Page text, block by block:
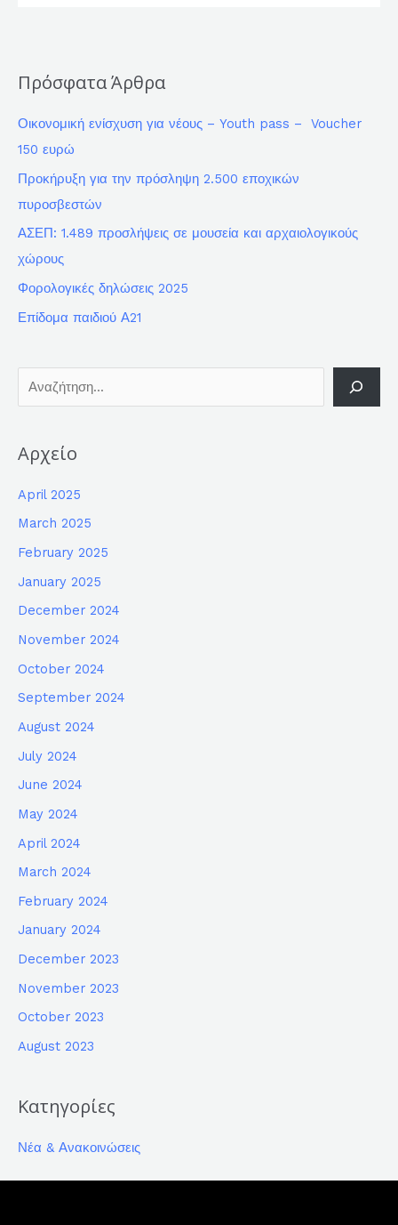
Πρόσφατα Άρθρα
Οικονομική ενίσχυση για νέους – Youth pass – Voucher
150 ευρώ
Προκήρυξη για την πρόσληψη 2.500 εποχικών
πυροσβεστών
ΑΣΕΠ: 1.489 προσλήψεις σε μουσεία και αρχαιολογικούς
χώρους
Φορολογικές δηλώσεις 2025
Επίδομα παιδιού Α21
Αρχείο
April 2025
March 2025
February 2025
January 2025
December 2024
November 2024
October 2024
September 2024
August 2024
July 2024
June 2024
May 2024
April 2024
March 2024
February 2024
January 2024
December 2023
November 2023
October 2023
August 2023
Κατηγορίες
Νέα & Ανακοινώσεις